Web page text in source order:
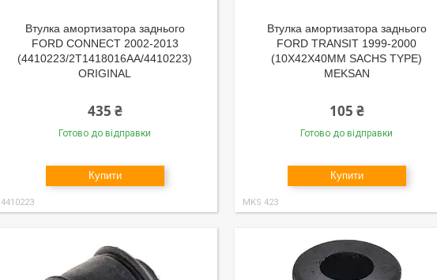
Втулка амортизатора заднього
FORD CONNECT 2002-2013
(4410223/2T1418016AA/4410223)
ORIGINAL
435 ₴
Готово до відправки
Купити
4410223
Втулка амортизатора заднього
FORD TRANSIT 1999-2000
(10X42X40MM SACHS TYPE)
MEKSAN
105 ₴
Готово до відправки
Купити
MKS 423